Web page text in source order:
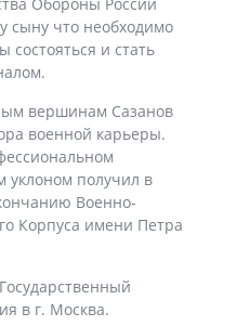
Обороны России
сыну что необходимо
состояться и стать
вершинам Сазанов
военной карьеры.
уклоном получил в
Военно-
Корпуса имени Петра
в г. Москва.